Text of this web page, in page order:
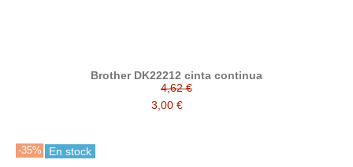
Brother DK22212 cinta continua
4,62 €
3,00 €
-35% En stock